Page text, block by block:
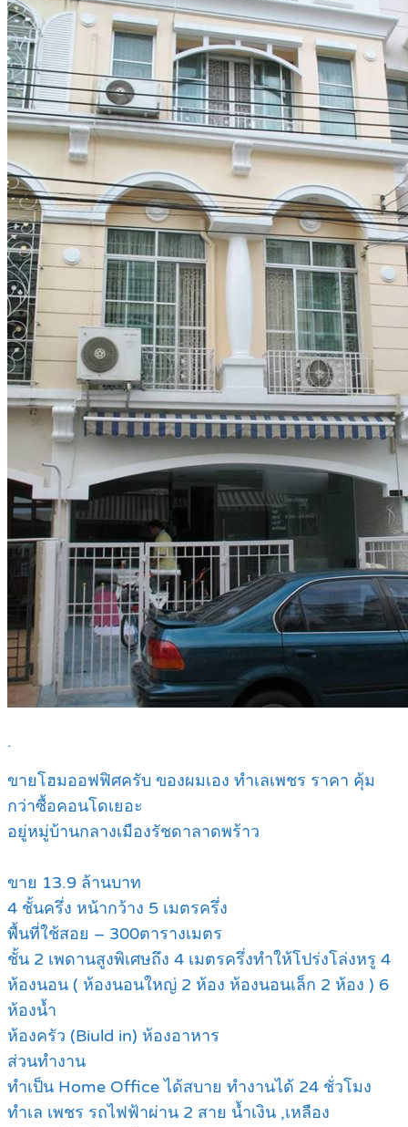
.
ขายโฮมออฟฟิศครับ ของผมเอง ทำเลเพชร ราคา คุ้ม
กว่าซื้อคอนโดเยอะ
อยู่หมู่บ้านกลางเมืองรัชดาลาดพร้าว
ขาย 13.9 ล้านบาท
4 ชั้นครึ่ง หน้ากว้าง 5 เมตรครึ่ง
พื้นที่ใช้สอย – 300ตารางเมตร
ชั้น 2 เพดานสูงพิเศษถึง 4 เมตรครึ่งทำให้โปร่งโล่งหรู 4
ห้องนอน ( ห้องนอนใหญ่ 2 ห้อง ห้องนอนเล็ก 2 ห้อง ) 6
ห้องน้ำ
ห้องครัว (Biuld in) ห้องอาหาร
ส่วนทำงาน
ทำเป็น Home Office ได้สบาย ทำงานได้ 24 ชั่วโมง
ทำเล เพชร รถไฟฟ้าผ่าน 2 สาย น้ำเงิน ,เหลือง